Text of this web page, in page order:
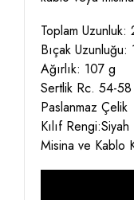
Toplam Uzunluk:
Bıçak Uzunluğu:
Ağırlık: 107 g
Sertlik Rc. 54-58
Paslanmaz Çelik
Kılıf Rengi:Siyah
Misina ve Kablo